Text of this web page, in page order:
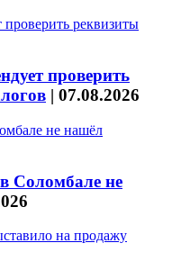
проверить
| 07.08.2026
Соломбале не